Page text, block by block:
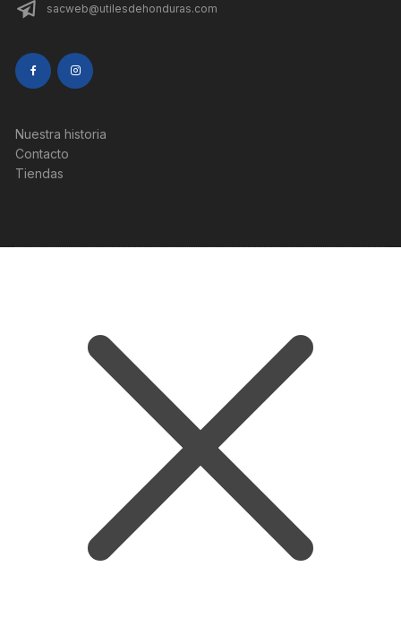
sacweb@utilesdehonduras.com
Nuestra historia
Contacto
Tiendas